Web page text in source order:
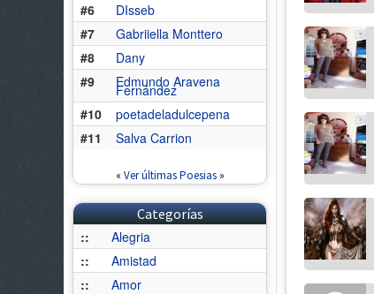
#6
DIsseb
#7
Gabriiella Monttero
#8
Dany
#9
Edmundo Aravena
Fernández
#10
poetadeladulcepena
#11
Salva Carrion
« Ver últimas Poesias»
Categorías
::
Alegria
::
Amistad
::
Amor